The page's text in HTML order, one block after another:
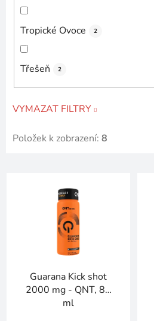
Tropické Ovoce 2
Třešeň 2
VYMAZAT FILTRY
Položek k zobrazení: 8
Guarana Kick shot
2000 mg - QNT, 80
ml